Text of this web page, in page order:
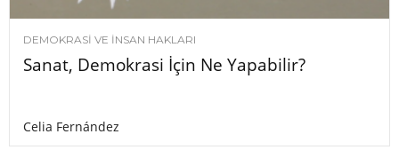
DEMOKRASI VE İNSAN HAKLARI
Sanat, Demokrasi İçin Ne Yapabilir?
Celia Fernández